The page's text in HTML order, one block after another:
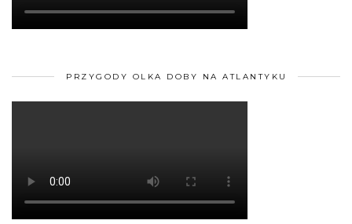
PRZYGODY OLKA DOBY NA ATLANTYKU